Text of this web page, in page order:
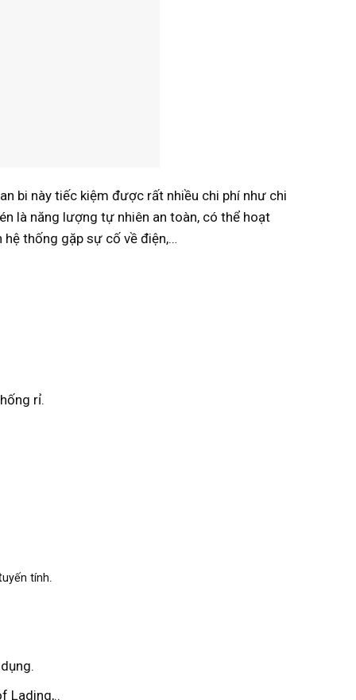
bi này tiếc kiệm được rất nhiều chi phí như chi
là năng lượng tự nhiên an toàn, có thể hoạt
thống gặp sự cố về điện,…
rỉ.
uyến tính.
Lading,..